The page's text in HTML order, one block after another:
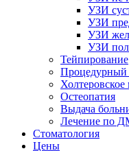
УЗИ
УЗИ
УЗИ
УЗИ
Тейпирование
Процедурный
Остеопатия
Выдача
Лечение по
Стоматология
Цены